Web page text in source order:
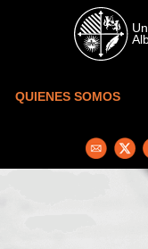
Skip to main content
QUIENES SOMOS